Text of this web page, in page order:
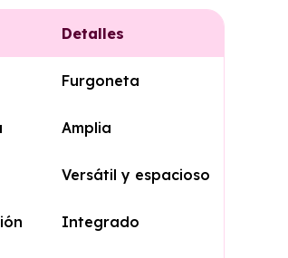
Detalles
Furgoneta
Amplia
Versátil y espacioso
Integrado